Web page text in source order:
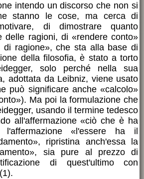
intendo un discorso che non si
stanno le cose, ma cerca di
di dimostrare quanto
delle ragioni, di «rendere conto»
ragione», che sta alla base di
della filosofia, è stato a torto
solo perché nella sua
adottata da Leibniz, viene usato
può significare anche «calcolo»
Ma poi la formulazione che
usando il termine tedesco
all'affermazione «ciò che è ha
l'affermazione «l'essere ha il
ripristina anch'essa la
sia pure al prezzo di
di quest'ultimo con